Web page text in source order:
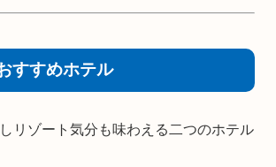
すすめホテル
リゾート気分も味わえる二つのホテル